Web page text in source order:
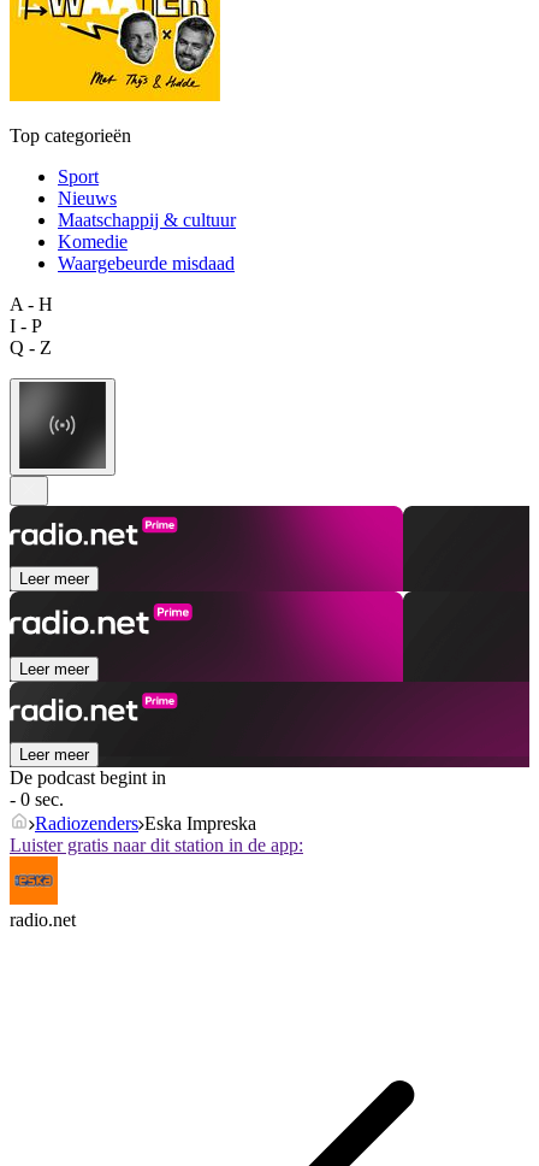
Top categorieën
Sport
Nieuws
Maatschappij & cultuur
Komedie
Waargebeurde misdaad
A - H
I - P
Q - Z
Leer meer
Leer meer
Leer meer
De podcast begint in
- 0 sec.
Radiozenders Eska Impreska
Luister gratis naar dit station in de app:
radio.net